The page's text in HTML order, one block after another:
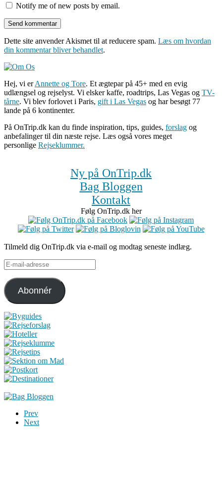
Notify me of new posts by email.
Dette site anvender Akismet til at reducere spam. Læs om hvordan
din kommentar bliver behandlet.
Hej, vi erAnnette og Tore. Et ægtepar på 45+ med en evig
udlængsel og rejselyst. Vi elsker kaffe, roadtrips, Las Vegas og TV-
tårne. Vi blev forlovet i Paris, gift i Las Vegas og har besøgt 77
lande på 6 kontinenter.
På OnTrip.dk kan du finde inspiration, tips, guides, forslag og
anbefalinger til din næste rejse. Læs også vores meget
personlige Rejseklummer.
Ny på OnTrip.dk
Bag Bloggen
Kontakt
Følg OnTrip.dk her
Tilmeld dig OnTrip.dk via e-mail og modtag seneste indlæg.
E-
mail-
adresse
Abonnér
Prev
Next